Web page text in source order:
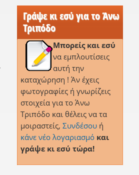
Γράψε κι εσύ για το Άνω
Τριπόδο
Μπορείς και εσύ
να εμπλουτίσεις
αυτή την
καταχώρηση ! Άν έχεις
φωτογραφίες ή γνωρίζεις
στοιχεία για το Άνω
Τριπόδο και θέλεις να τα
μοιραστείς, Συνδέσουή
κάνε νέο λογαριασμό και
γράψε κι εσύ τώρα!